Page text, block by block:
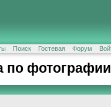
Поиск Гостевая Форум
по фотографии